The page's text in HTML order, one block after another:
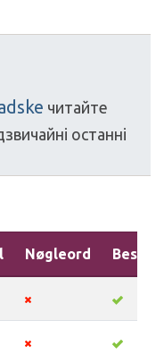
читайтe
останні
Nøgleord